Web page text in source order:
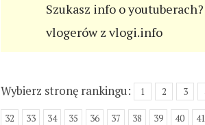
Szukasz info o
vlogerów z vlogi.info
Wybierz stronę rankingu: 1 2 3
32 33 34 35 36 37 38 39 40 41